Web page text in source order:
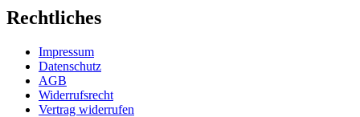
Rechtliches
Impressum
Datenschutz
AGB
Widerrufsrecht
Vertrag widerrufen